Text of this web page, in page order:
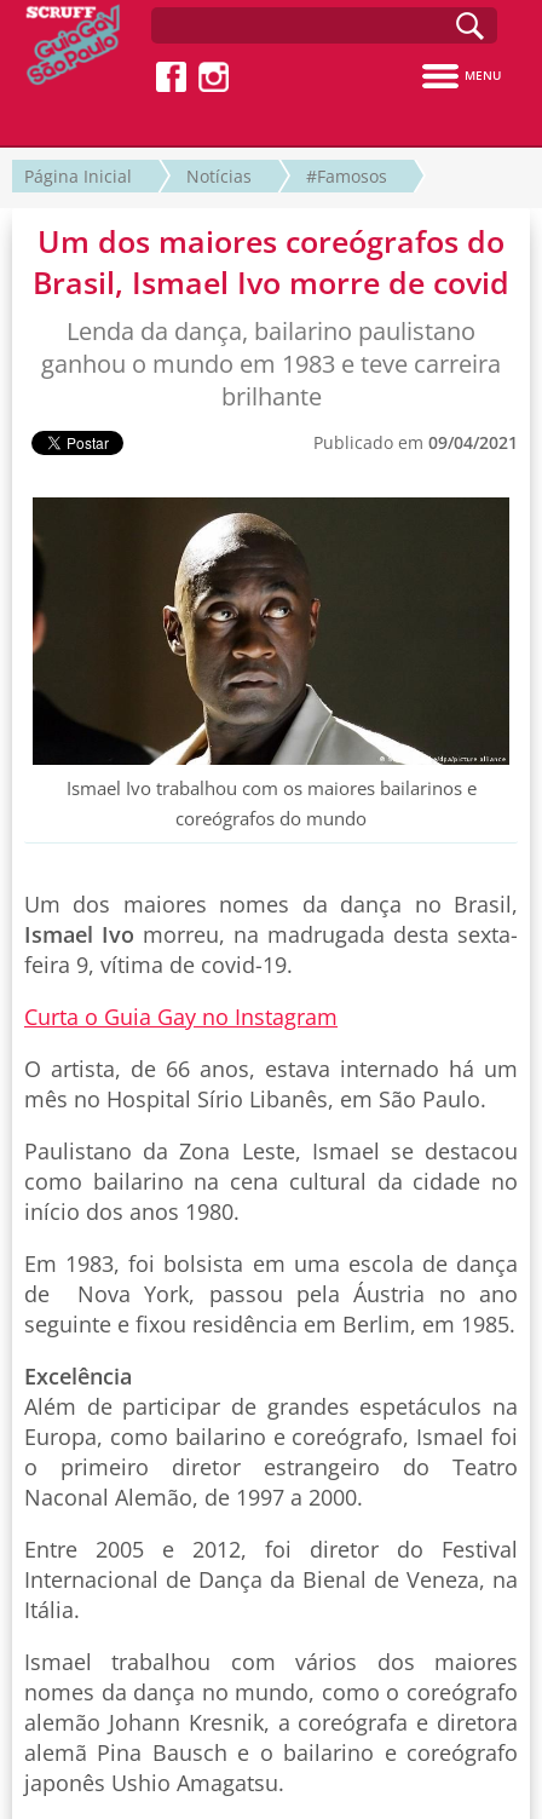
MENU
Página Inicial Notícias #Famosos
Um dos maiores coreógrafos do
Brasil, Ismael Ivo morre de covid
Lenda da dança, bailarino paulistano
ganhou o mundo em 1983 e teve carreira
brilhante
Publicado em 09/04/2021
Ismael Ivo trabalhou com os maiores bailarinos e
coreógrafos do mundo
Um dos maiores nomes da dança no Brasil,
Ismael Ivo morreu, na madrugada desta sexta-
feira 9, vítima de covid-19.
Curta o Guia Gay no Instagram
O artista, de 66 anos, estava internado há um
mês no Hospital Sírio Libanês, em São Paulo.
Paulistano da Zona Leste, Ismael se destacou
como bailarino na cena cultural da cidade no
início dos anos 1980.
Em 1983, foi bolsista em uma escola de dança
de Nova York, passou pela Áustria no ano
seguinte e fixou residência em Berlim, em 1985.
Excelência
Além de participar de grandes espetáculos na
Europa, como bailarino e coreógrafo, Ismael foi
o primeiro diretor estrangeiro do Teatro
Naconal Alemão, de 1997 a 2000.
Entre 2005 e 2012, foi diretor do Festival
Internacional de Dança da Bienal de Veneza, na
Itália.
Ismael trabalhou com vários dos maiores
nomes da dança no mundo, como o coreógrafo
alemão Johann Kresnik, a coreógrafa e diretora
alemã Pina Bausch e o bailarino e coreógrafo
japonês Ushio Amagatsu.